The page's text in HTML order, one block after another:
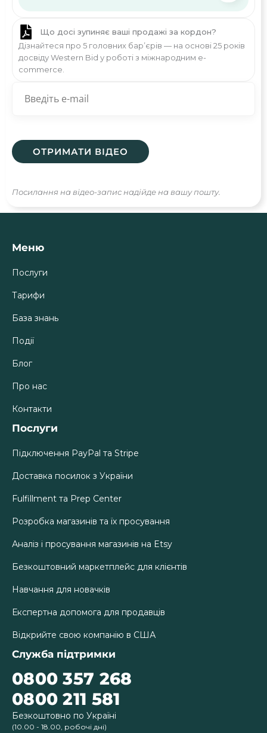
Що досі зупиняє ваші продажі за кордон?
Дізнайтеся про 5 головних бар’єрів — на основі 25 років
досвіду Western Bid у роботі з міжнародним e-
commerce.
Посилання на відео-запис надійде на вашу пошту.
Меню
Послуги
Тарифи
База знань
Події
Блог
Про нас
Контакти
Послуги
Підключення PayPal та Stripe
Доставка посилок з України
Fulfillment та Prep Center
Розробка магазинів та їх просування
Аналіз і просування магазинів на Etsy
Безкоштовний маркетплейс для клієнтів
Навчання для новачків
Експертна допомога для продавців
Відкрийте свою компанію в США
Служба підтримки
0800 357 268
0800 211 581
Безкоштовно по Україні
(10.00 - 18.00, робочі дні)